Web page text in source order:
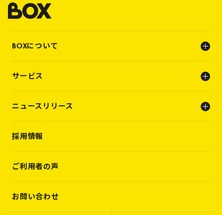
BOXについて
ビジョン
サービス
キャリアビルディング支援（転職支援）
ニュースリリース
PRESS RELEASE
VOICES
CASES
採用情報
ご利用者の声
お問い合わせ